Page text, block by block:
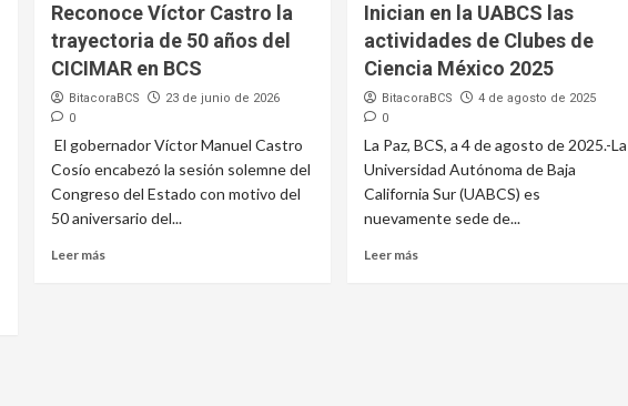
Reconoce Víctor Castro la
trayectoria de 50 años del
CICIMAR en BCS
BitacoraBCS
23 de junio de 2026
0
El gobernador Víctor Manuel Castro
Cosío encabezó la sesión solemne del
Congreso del Estado con motivo del
50 aniversario del...
Leer más
Inician en la UABCS las
actividades de Clubes de
Ciencia México 2025
BitacoraBCS
4 de agosto de 2025
0
La Paz, BCS, a 4 de agosto de 2025.-La
Universidad Autónoma de Baja
California Sur (UABCS) es
nuevamente sede de...
Leer más